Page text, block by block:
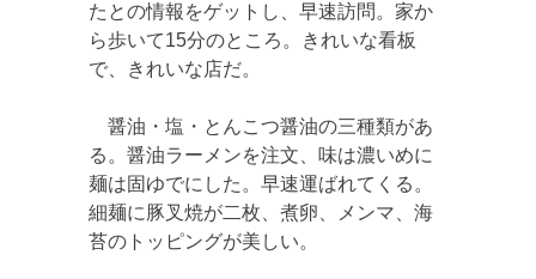
たとの情報をゲットし、早速訪問。家か
ら歩いて15分のところ。きれいな看板
で、きれいな店だ。
醤油・塩・とんこつ醤油の三種類があ
る。醤油ラーメンを注文、味は濃いめに
麺は固ゆでにした。早速運ばれてくる。
細麺に豚叉焼が二枚、煮卵、メンマ、海
苔のトッピングが美しい。